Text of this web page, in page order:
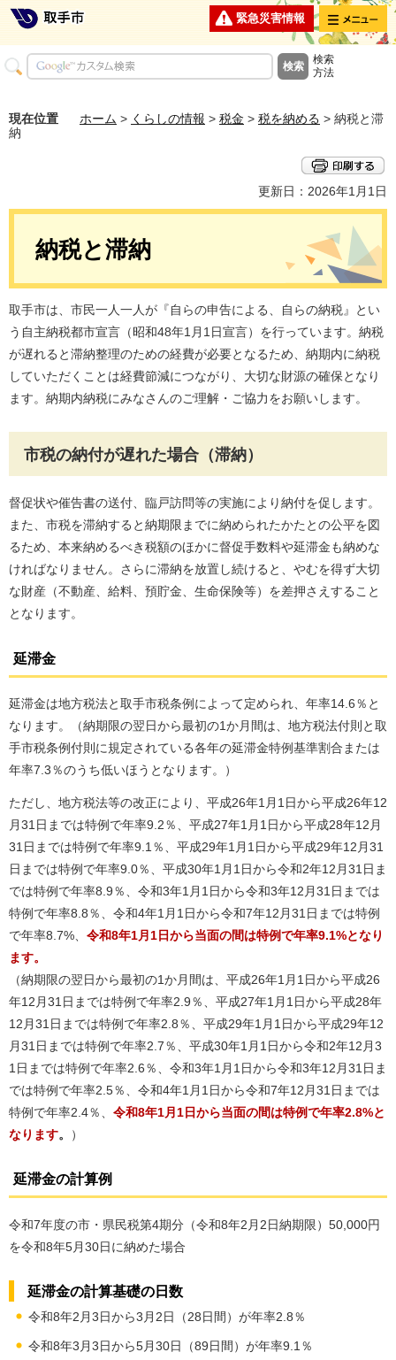
緊急災害情報 メニュー
検索
方法
現在位置 ホーム > くらしの情報 > 税金 > 税を納める > 納税と滞
納
更新日：2026年1月1日
納税と滞納
取手市は、市民一人一人が『自らの申告による、自らの納税』とい
う自主納税都市宣言（昭和48年1月1日宣言）を行っています。納税
が遅れると滞納整理のための経費が必要となるため、納期内に納税
していただくことは経費節減につながり、大切な財源の確保となり
ます。納期内納税にみなさんのご理解・ご協力をお願いします。
市税の納付が遅れた場合（滞納）
督促状や催告書の送付、臨戸訪問等の実施により納付を促します。
また、市税を滞納すると納期限までに納められたかたとの公平を図
るため、本来納めるべき税額のほかに督促手数料や延滞金も納めな
ければなりません。さらに滞納を放置し続けると、やむを得ず大切
な財産（不動産、給料、預貯金、生命保険等）を差押さえすること
となります。
延滞金
延滞金は地方税法と取手市税条例によって定められ、年率14.6％と
なります。（納期限の翌日から最初の1か月間は、地方税法付則と取
手市税条例付則に規定されている各年の延滞金特例基準割合または
年率7.3％のうち低いほうとなります。）
ただし、地方税法等の改正により、平成26年1月1日から平成26年12
月31日までは特例で年率9.2％、平成27年1月1日から平成28年12月
31日までは特例で年率9.1％、平成29年1月1日から平成29年12月31
日までは特例で年率9.0％、平成30年1月1日から令和2年12月31日ま
では特例で年率8.9％、令和3年1月1日から令和3年12月31日までは
特例で年率8.8％、令和4年1月1日から令和7年12月31日までは特例
で年率8.7%、 令和8年1月1日から当面の間は特例で年率9.1%となり
ます。
（納期限の翌日から最初の1か月間は、平成26年1月1日から平成26
年12月31日までは特例で年率2.9％、平成27年1月1日から平成28年
12月31日までは特例で年率2.8％、平成29年1月1日から平成29年12
月31日までは特例で年率2.7％、平成30年1月1日から令和2年12月3
1日までは特例で年率2.6％、令和3年1月1日から令和3年12月31日ま
では特例で年率2.5％、令和4年1月1日から令和7年12月31日までは
特例で年率2.4％、 令和8年1月1日から当面の間は特例で年率2.8%と
なります。 ）
延滞金の計算例
令和7年度の市・県民税第4期分（令和8年2月2日納期限）50,000円
を令和8年5月30日に納めた場合
延滞金の計算基礎の日数
令和8年2月3日から3月2日（28日間）が年率2.8％
令和8年3月3日から5月30日（89日間）が年率9.1％